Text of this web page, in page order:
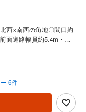
西×南西の角地〇間口約
面道路幅員約5.4m・約1
す。その費用は買主様
市計画道路の計画線がか
体後の引渡しの土地に
で邸宅を建築したい方
建物参考プラン・プレゼ
ますので、お気軽にお
6件